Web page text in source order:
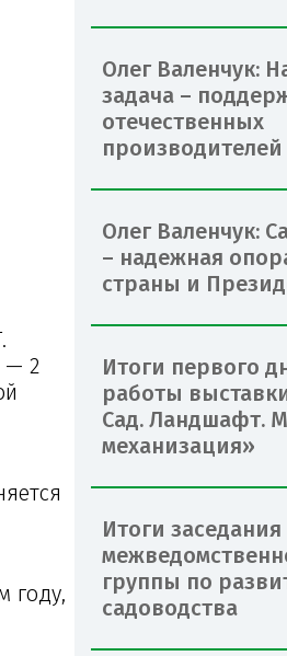
— 2
году,
Олег Валенчук:
задача –
отечественных
производителей
Олег Валенчук:
– надежная
страны и
Итоги первого
работы
Сад. Ландшафт.
механизация»
Итоги заседания
группы по
садоводства